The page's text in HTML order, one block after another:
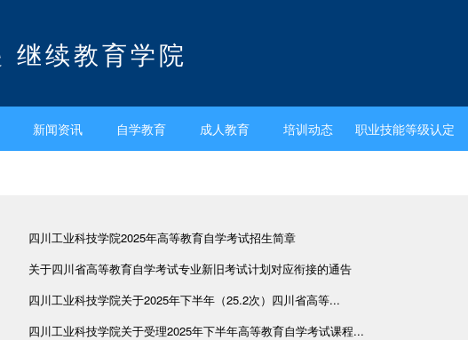
继续教育学院
新闻资讯 自学教育 成人教育 培训动态 职业技能等级认定
四川工业科技学院2025年高等教育自学考试招生简章
关于四川省高等教育自学考试专业新旧考试计划对应衔接的通告
四川工业科技学院关于2025年下半年（25.2次）四川省高等...
四川工业科技学院关于受理2025年下半年高等教育自学考试课程...